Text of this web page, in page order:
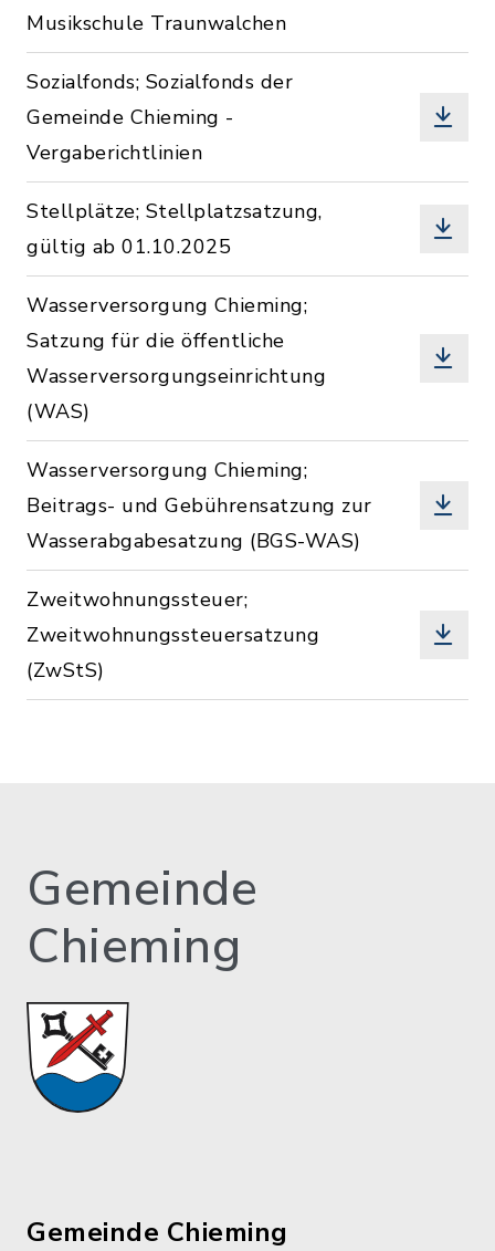
Musikschule Traunwalchen
Sozialfonds; Sozialfonds der
Gemeinde Chieming -
Vergaberichtlinien
Stellplätze; Stellplatzsatzung,
gültig ab 01.10.2025
Wasserversorgung Chieming;
Satzung für die öffentliche
Wasserversorgungseinrichtung
(WAS)
Wasserversorgung Chieming;
Beitrags- und Gebührensatzung zur
Wasserabgabesatzung (BGS-WAS)
Zweitwohnungssteuer;
Zweitwohnungssteuersatzung
(ZwStS)
Gemeinde
Chieming
Gemeinde Chieming